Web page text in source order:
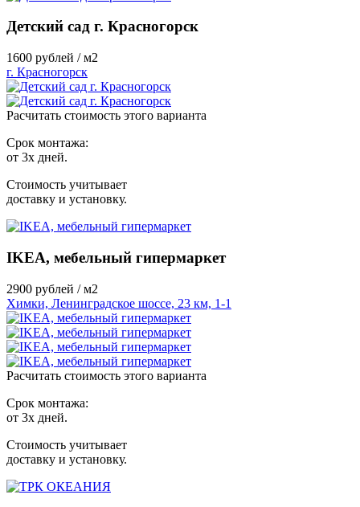
Детский сад г. Красногорск
1600 рублей / м2
г. Красногорск
Расчитать стоимость этого варианта
Срок монтажа:
от 3х дней.
Стоимость учитывает
доставку и установку.
IKEA, мебельный гипермаркет
2900 рублей / м2
Химки, Ленинградское шоссе, 23 км, 1-1
Расчитать стоимость этого варианта
Срок монтажа:
от 3х дней.
Стоимость учитывает
доставку и установку.